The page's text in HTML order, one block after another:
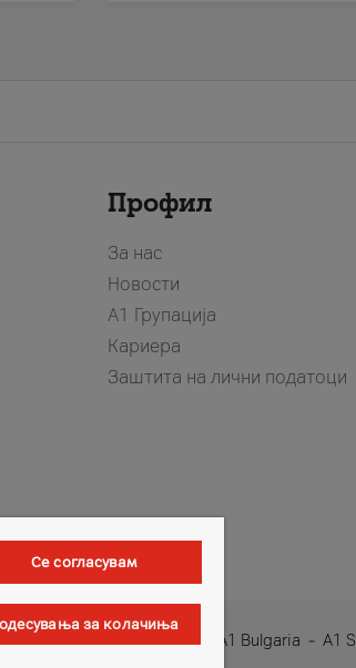
Профил
За нас
Новости
А1 Групација
Кариера
Заштита на лични податоци
A1 Serbia A1 Belarus A1 Bulgaria A1
Се согласувам
за колачиња